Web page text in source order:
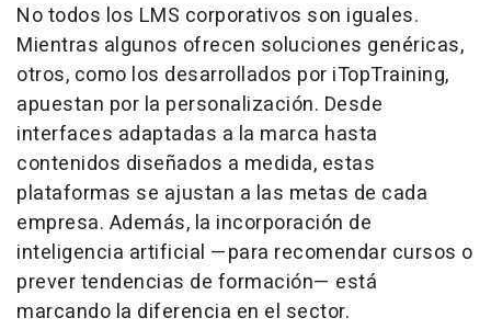
No todos los LMS corporativos son iguales.
Mientras algunos ofrecen soluciones genéricas,
otros, como los desarrollados por iTopTraining,
apuestan por la personalización. Desde
interfaces adaptadas a la marca hasta
contenidos diseñados a medida, estas
plataformas se ajustan a las metas de cada
empresa. Además, la incorporación de
inteligencia artificial —para recomendar cursos o
prever tendencias de formación— está
marcando la diferencia en el sector.